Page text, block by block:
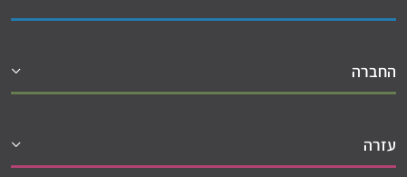
החברה
עזרה